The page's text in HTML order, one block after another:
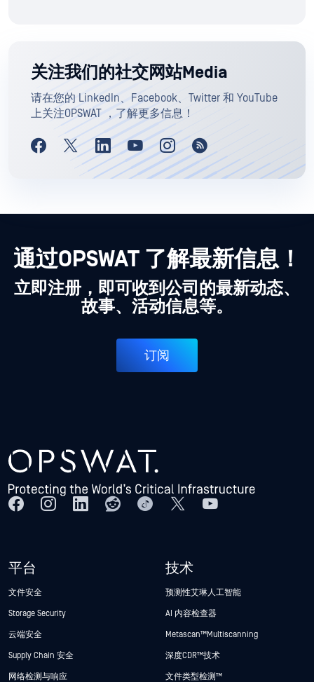
关注我们的社交网站Media
请在您的 LinkedIn、Facebook、Twitter 和 YouTube
上关注OPSWAT ，了解更多信息！
通过OPSWAT 了解最新信息！
立即注册，即可收到公司的最新动态、
故事、活动信息等。
订阅
平台
文件安全
Storage Security
云端安全
Supply Chain 安全
网络检测与响应
技术
预测性艾琳人工智能
AI 内容检查器
Metascan™ Multiscanning
深度CDR™技术
文件类型检测™